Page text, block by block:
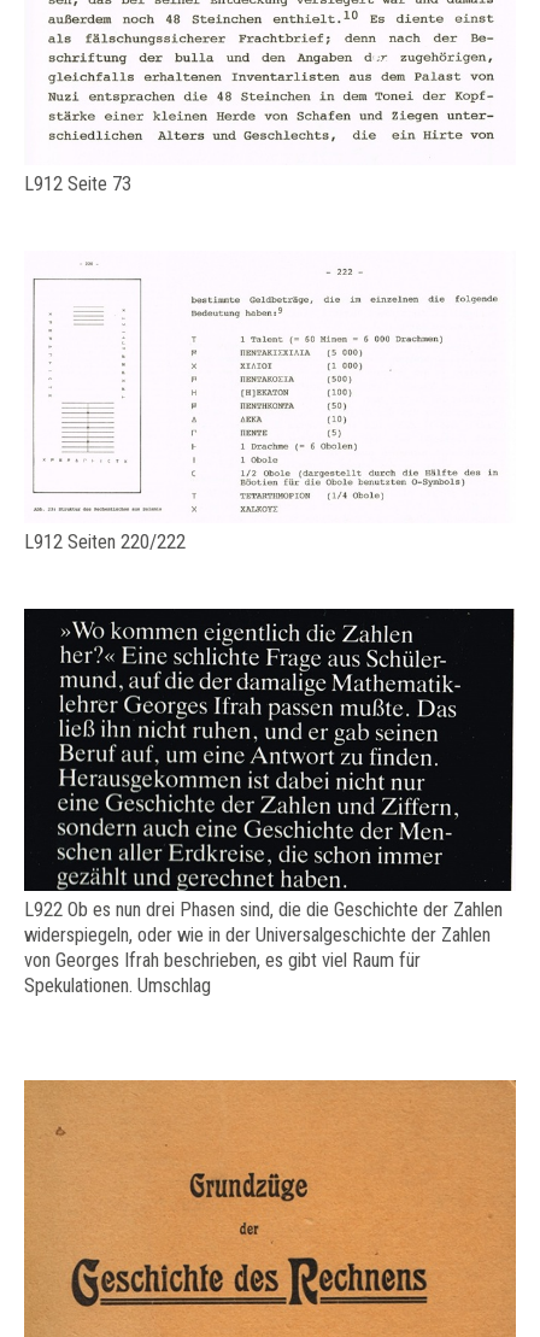
L912 Seite 73
L912 Seiten 220/222
L922 Ob es nun drei Phasen sind, die die Geschichte der Zahlen
widerspiegeln, oder wie in der Universalgeschichte der Zahlen
von Georges Ifrah beschrieben, es gibt viel Raum für
Spekulationen. Umschlag